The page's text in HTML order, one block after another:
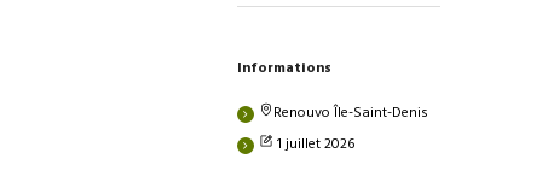
Informations
Renouvo Île-Saint-Denis
1 juillet 2026